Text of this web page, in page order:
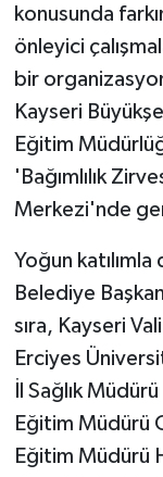
konusunda
önleyici
bir
Kayseri
Eğitim
'Bağımlılık
Merkezi'nde
Yoğun
Belediye
sıra, Kayseri
Erciyes
İl Sağlık
Eğitim Müdürü
Eğitim Müdürü